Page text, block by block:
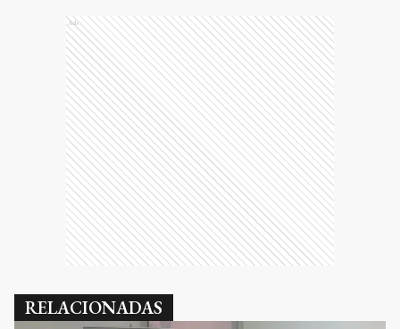
Ads
RELACIONADAS